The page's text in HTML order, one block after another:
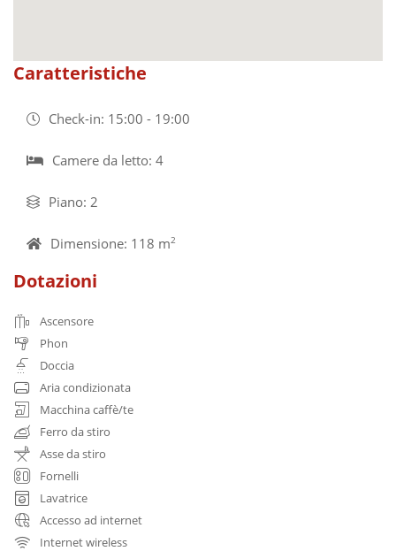
Caratteristiche
Check-in: 15:00 - 19:00
Camere da letto: 4
Piano: 2
Dimensione: 118 m2
Dotazioni
Ascensore
Phon
Doccia
Aria condizionata
Macchina caffè/te
Ferro da stiro
Asse da stiro
Fornelli
Lavatrice
Accesso ad internet
Internet wireless